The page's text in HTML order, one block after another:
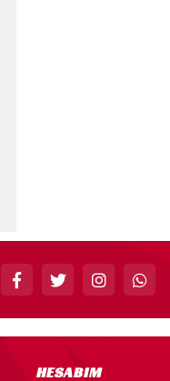
HESABIM